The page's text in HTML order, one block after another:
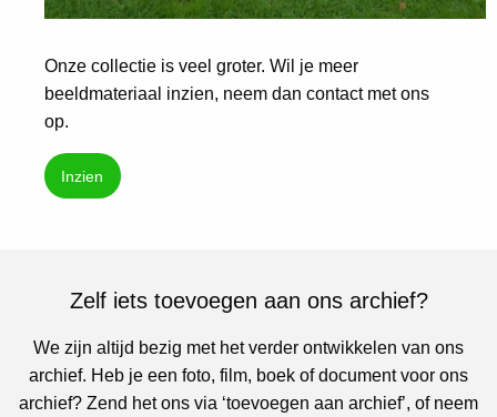
Onze collectie is veel groter. Wil je meer
beeldmateriaal inzien, neem dan contact met ons
op.
Inzien
Zelf iets toevoegen aan ons archief?
We zijn altijd bezig met het verder ontwikkelen van ons
archief. Heb je een foto, film, boek of document voor ons
archief? Zend het ons via ‘toevoegen aan archief’, of neem